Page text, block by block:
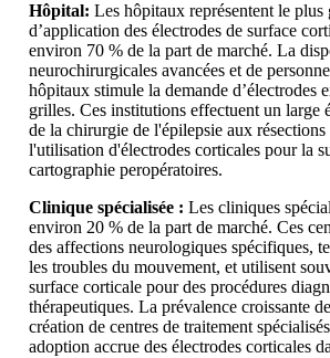
Hôpital: Les hôpitaux représentent le plus
d’application des électrodes de surface
environ 70 % de la part de marché. La
neurochirurgicales avancées et de
hôpitaux stimule la demande d’électrodes
grilles. Ces institutions effectuent un large
de la chirurgie de l'épilepsie aux résections
l'utilisation d'électrodes corticales pour la
cartographie peropératoires.
Clinique spécialisée : Les cliniques
environ 20 % de la part de marché. Ces
des affections neurologiques spécifiques,
les troubles du mouvement, et utilisent
surface corticale pour des procédures
thérapeutiques. La prévalence croissante
création de centres de traitement
adoption accrue des électrodes corticales